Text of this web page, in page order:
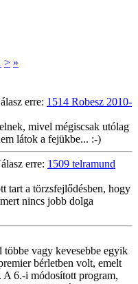
> »
erre: 1514 Robesz 2010-
mivel mégiscsak utólag
látok a fejükbe... :-)
erre: 1509 telramund
tart a törzsfejlődésben, hogy
nincs jobb dolga
többe vagy kevesebbe egyik
bérletben volt, emelt
A 6.-i módosított program,